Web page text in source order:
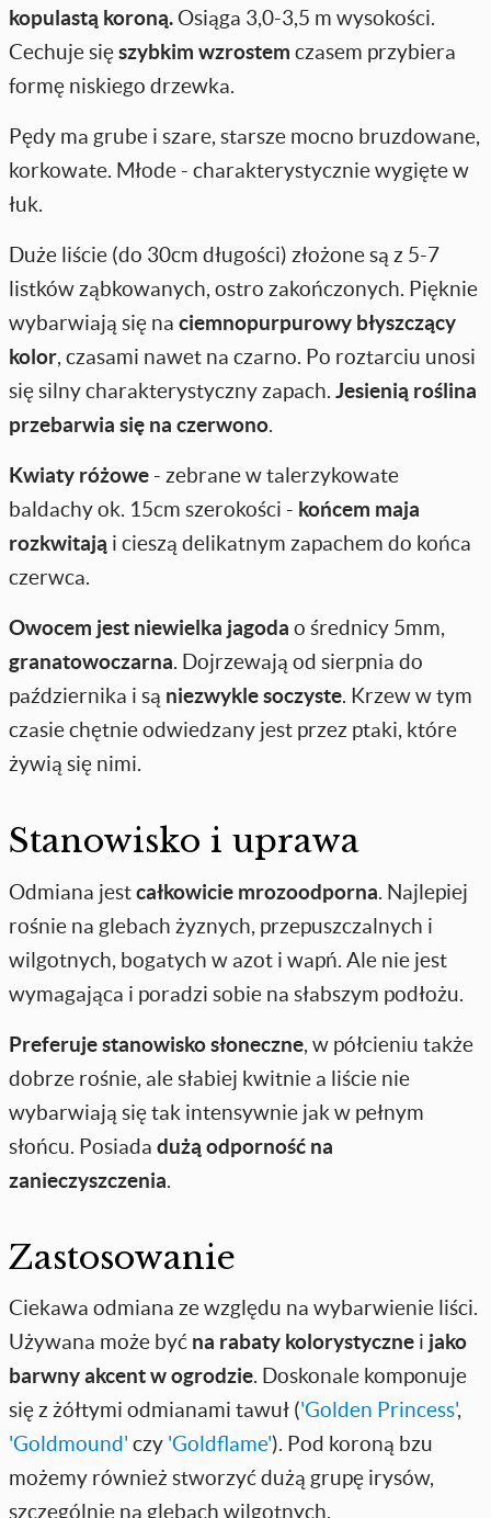
kopulastą koroną. Osiąga 3,0-3,5 m wysokości.
Cechuje sięszybkim wzrostem czasem przybiera
formę niskiego drzewka.
Pędy ma grube i szare, starsze mocno bruzdowane,
korkowate. Młode - charakterystycznie wygięte w
łuk.
Duże liście (do 30cm długości) złożone są z 5-7
listków ząbkowanych, ostro zakończonych. Pięknie
wybarwiają się na ciemnopurpurowy błyszczący
kolor, czasami nawet na czarno. Po roztarciu unosi
się silny charakterystyczny zapach. Jesienią roślina
przebarwia się na czerwono.
Kwiaty różowe - zebrane w talerzykowate
baldachy ok. 15cm szerokości - końcem maja
rozkwitają i cieszą delikatnym zapachem do końca
czerwca.
Owocem jest niewielka jagoda o średnicy 5mm,
granatowoczarna. Dojrzewają od sierpnia do
października i są niezwykle soczyste. Krzew w tym
czasie chętnie odwiedzany jest przez ptaki, które
żywią się nimi.
Stanowisko i uprawa
Odmiana jestcałkowicie mrozoodporna. Najlepiej
rośnie na glebach żyznych, przepuszczalnych i
wilgotnych, bogatych w azot i wapń. Ale nie jest
wymagająca i poradzi sobie na słabszym podłożu.
Preferuje stanowisko słoneczne, w półcieniu także
dobrze rośnie, ale słabiej kwitnie a liście nie
wybarwiają się tak intensywnie jak w pełnym
słońcu. Posiada dużą odporność na
zanieczyszczenia.
Zastosowanie
Ciekawa odmiana ze względu na wybarwienie liści.
Używana może być na rabaty kolorystyczne i jako
barwny akcent w ogrodzie. Doskonale komponuje
się z żółtymi odmianami tawuł ('Golden Princess',
'Goldmound' czy 'Goldflame'). Pod koroną bzu
możemy również stworzyć dużą grupę irysów,
szczególnie na glebach wilgotnych.